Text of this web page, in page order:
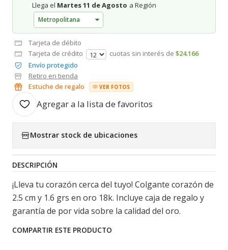
Llega el Martes 11 de Agosto a Región
Tarjeta de débito
Tarjeta de crédito
cuotas sin interés de $24.166
Envío protegido
Retiro en tienda
Estuche de regalo
VER FOTOS
Agregar a la lista de favoritos
Mostrar stock de ubicaciones
DESCRIPCIÓN
¡Lleva tu corazón cerca del tuyo! Colgante corazón de
2.5 cm y 1.6 grs en oro 18k. Incluye caja de regalo y
garantía de por vida sobre la calidad del oro.
COMPARTIR ESTE PRODUCTO